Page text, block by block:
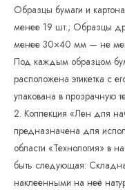
Образцы бумаги и
менее 19 шт.; Образцы
менее 30×40 мм — не
Под каждым образцом
расположена этикетка с
упакована в прозрачную
2. Коллекция «Лен для
предназначена для
области «Технология» в
быть следующая:
наклеенными на неё